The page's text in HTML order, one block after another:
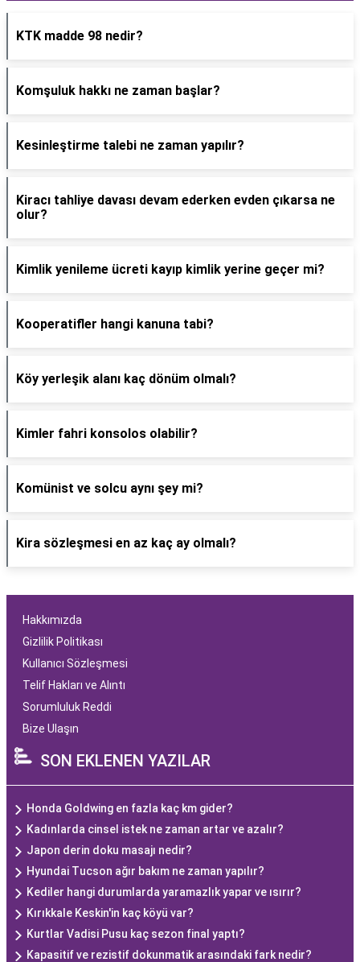
KTK madde 98 nedir?
Komşuluk hakkı ne zaman başlar?
Kesinleştirme talebi ne zaman yapılır?
Kiracı tahliye davası devam ederken evden çıkarsa ne
olur?
Kimlik yenileme ücreti kayıp kimlik yerine geçer mi?
Kooperatifler hangi kanuna tabi?
Köy yerleşik alanı kaç dönüm olmalı?
Kimler fahri konsolos olabilir?
Komünist ve solcu aynı şey mi?
Kira sözleşmesi en az kaç ay olmalı?
Hakkımızda
Gizlilik Politikası
Kullanıcı Sözleşmesi
Telif Hakları ve Alıntı
Sorumluluk Reddi
Bize Ulaşın
SON EKLENEN YAZILAR
Honda Goldwing en fazla kaç km gider?
Kadınlarda cinsel istek ne zaman artar ve azalır?
Japon derin doku masajı nedir?
Hyundai Tucson ağır bakım ne zaman yapılır?
Kediler hangi durumlarda yaramazlık yapar ve ısırır?
Kırıkkale Keskin'in kaç köyü var?
Kurtlar Vadisi Pusu kaç sezon final yaptı?
Kapasitif ve rezistif dokunmatik arasındaki fark nedir?